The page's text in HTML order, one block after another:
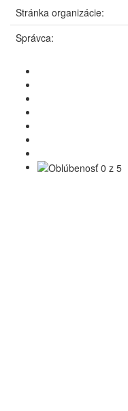
Stránka organizácie:
Správca: